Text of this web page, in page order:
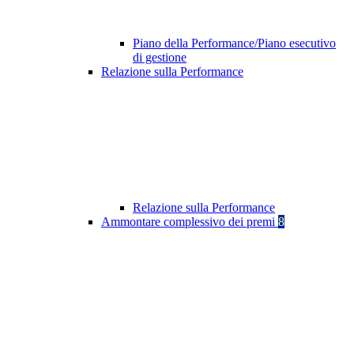
Piano della Performance/Piano esecutivo
di gestione
Relazione sulla Performance
Relazione sulla Performance
Ammontare complessivo dei premi 8